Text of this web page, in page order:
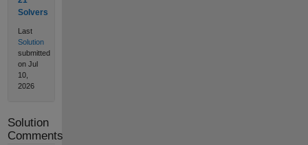
Solvers
Last
Solution
submitted
on Jul
10,
2026
Solution
Comments